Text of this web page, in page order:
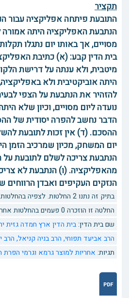
תקציר
התובעת פיתחה אפליקציה עבור
הנתבעת האפליקציה היתה אמורה
מסויים, אך באותו יום נתגלו
בית הדין קבע: (א) כתיבת
מיטבית, ולא ענתה על דרישת
היתה אוביקטיבית ולא
להזהיר את הנתבעת על הצפי
נועדה ליום מסויים, וכיון שלא
הדבר נחשב להפרה יסודית של
ההסכם. (ד) אין זכות לתובעת
יום המשחק, מכיון שמרכיב הזמן
הנתבעת צריכה לשלם לתובעת
מהאפליקציה. (ו) הנתבעת לא
הנזקים העקיפים ואבדן הרווחים
בתיק זה נתנו 2 החלטות. לצפיה בהחלטות נוספות
החלטה זו הוזכרה 0 פעמים בהחלטות אחרות.
שם בית הדין:בית הדין ארץ חמדה גזית
הרב אביעד תפוחי, הרב בניה קניאל, הרב
תגיות: אחריות למוצרגרמא וגרמי הפרת